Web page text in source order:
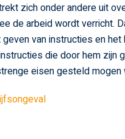
zich onder andere uit
de arbeid wordt verricht.
van instructies en
die door hem zijn
eisen gesteld mogen